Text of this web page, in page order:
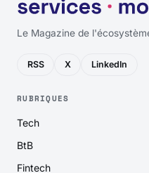
Le Magazine de
RSS X LinkedIn
RUBRIQUES
Tech
BtB
Fintech